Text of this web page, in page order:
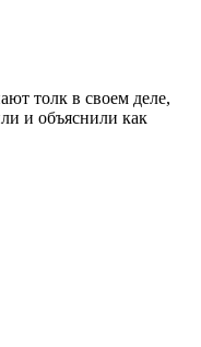
толк в своем деле,
и объяснили как